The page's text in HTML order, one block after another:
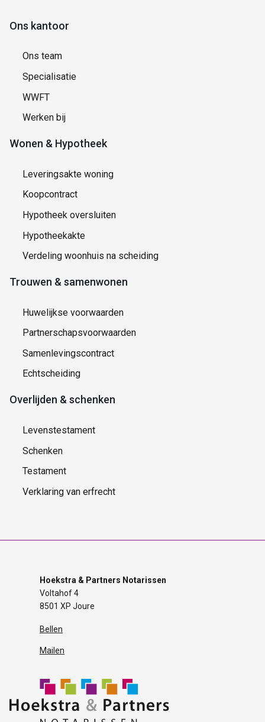
Ons kantoor
Ons team
Specialisatie
WWFT
Werken bij
Wonen & Hypotheek
Leveringsakte woning
Koopcontract
Hypotheek oversluiten
Hypotheekakte
Verdeling woonhuis na scheiding
Trouwen & samenwonen
Huwelijkse voorwaarden
Partnerschapsvoorwaarden
Samenlevingscontract
Echtscheiding
Overlijden & schenken
Levenstestament
Schenken
Testament
Verklaring van erfrecht
Hoekstra & Partners Notarissen
Voltahof 4
8501 XP Joure
Bellen
Mailen